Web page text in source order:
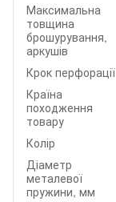
Максимальна
товщина
брошурування,
аркушів
Крок перфорації
Країна
походження
товару
Колір
Діаметр
металевої
пружини, мм